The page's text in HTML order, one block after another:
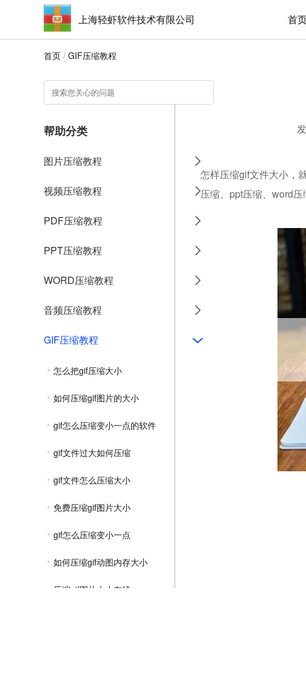
上海轻虾软件技术有限公司 首
首页 / GIF压缩教程
帮助分类
图片压缩教程
视频压缩教程
PDF压缩教程
PPT压缩教程
WORD压缩教程
音频压缩教程
GIF压缩教程
怎么把gif压缩大小
如何压缩gif图片的大小
gif怎么压缩变小一点的软件
gif文件过大如何压缩
gif文件怎么压缩大小
免费压缩gif图片大小
gif怎么压缩变小一点
如何压缩gif动图内存大小
压缩gif图片大小在线
怎样压缩gif文件大小，
压缩、ppt压缩、word压